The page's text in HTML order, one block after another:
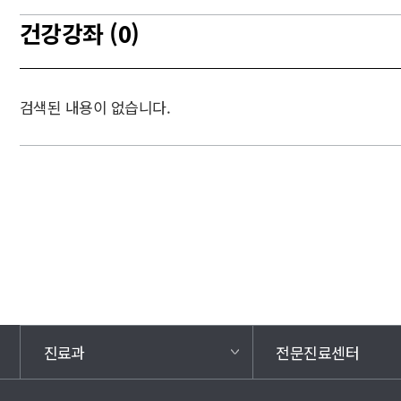
건강강좌 (0)
검색된 내용이 없습니다.
진료과 전문진료센터